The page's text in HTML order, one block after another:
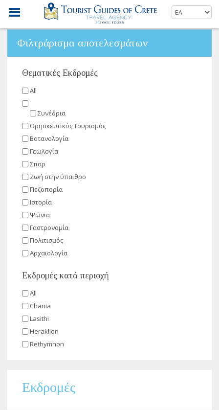
Φιλτράρισμα αποτελεσμάτων
Θεματικές Εκδρομές
All
Συνέδρια
Θρησκευτικός Τουρισμός
Βοτανολογία
Γεωλογία
Σπορ
Ζωή στην ύπαιθρο
Πεζοπορία
Ιστορία
Ψώνια
Γαστρονομία
Πολιτισμός
Αρχαιολογία
Εκδρομές κατά περιοχή
All
Chania
Lasithi
Heraklion
Rethymnon
Εκδρομές